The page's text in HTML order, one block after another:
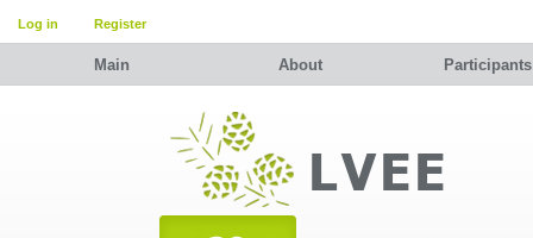
Log in Register
Main About Participants